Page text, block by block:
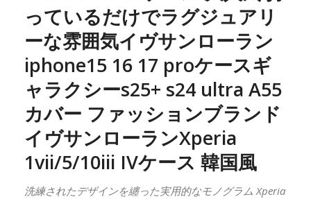
っているだけでラグジュアリ
ーな雰囲気イヴサンローラン
iphone15 16 17 proケースギ
ャラクシーs25+ s24 ultra A55
カバー ファッションブランド
イヴサンローランXperia
1vii/5/10iii IVケース 韓国風
洗練されたデザインを纏った実用的なモノグラム Xperia